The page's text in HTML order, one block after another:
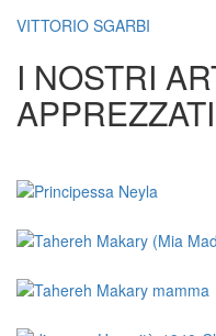
VITTORIO SGARBI
I NOSTRI
APPREZZATI